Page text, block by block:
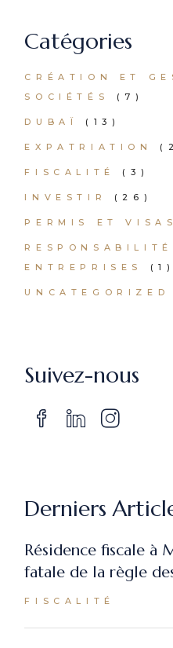
Catégories
CRÉATION ET
SOCIÉTÉS
(7)
DUBAÏ (13)
EXPATRIATION
FISCALITÉ (3)
INVESTIR (26)
PERMIS ET VISAS
ENTREPRISES
(1)
UNCATEGORIZED
Suivez-nous
Derniers
Résidence fiscale à
fatale de la règle
FISCALITÉ